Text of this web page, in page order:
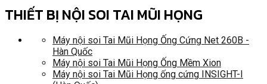
THIẾT BỊ NỘI SOI TAI MŨI HỌNG
Máy nội soi Tai Mũi Họng Ống Cứng Net 260B -
Hàn Quốc
Máy nội soi Tai Mũi Họng Ống Mềm Xion
Máy nội soi Tai Mũi Họng ống cứng INSIGHT-I